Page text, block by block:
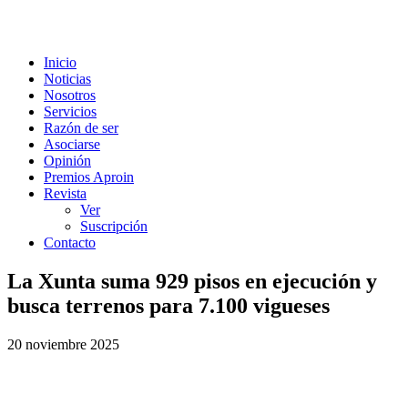
Inicio
Noticias
Nosotros
Servicios
Razón de ser
Asociarse
Opinión
Premios Aproin
Revista
Ver
Suscripción
Contacto
La Xunta suma 929 pisos en ejecución y
busca terrenos para 7.100 vigueses
20 noviembre 2025